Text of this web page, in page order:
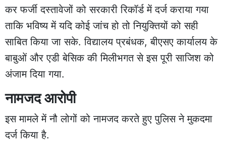
कर फर्जी दस्तावेजों को सरकारी रिकॉर्ड में दर्ज कराया गया
ताकि भविष्य में यदि कोई जांच हो तो नियुक्तियों को सही
साबित किया जा सके. विद्यालय प्रबंधक, बीएसए कार्यालय के
बाबुओं और एडी बेसिक की मिलीभगत से इस पूरी साजिश को
अंजाम दिया गया.
नामजद आरोपी
इस मामले में नौ लोगों को नामजद करते हुए पुलिस ने मुकदमा
दर्ज किया है.